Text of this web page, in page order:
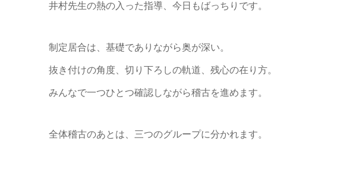
井村先生の熱の入った指導、今日もばっちりです。
制定居合は、基礎でありながら奥が深い。
抜き付けの角度、切り下ろしの軌道、残心の在り方。
みんなで一つひとつ確認しながら稽古を進めます。
全体稽古のあとは、三つのグループに分かれます。